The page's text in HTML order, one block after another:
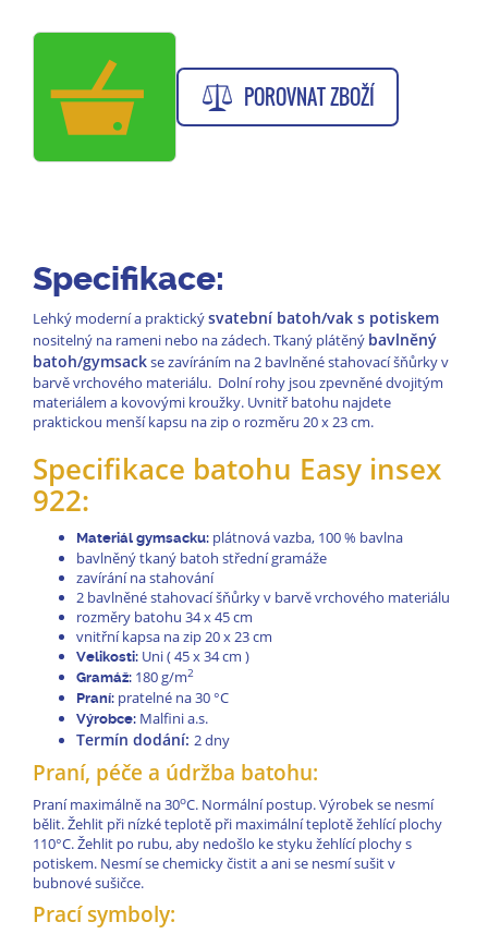
POROVNAT ZBOŽÍ
Specifikace:
Lehký moderní a praktickýsvatební batoh/vak s potiskem
nositelný na rameni nebo na zádech. Tkaný plátěný bavlněný
batoh/gymsackse zavíráním na 2 bavlněné stahovací šňůrky v
barvě vrchového materiálu. Dolní rohy jsou zpevněné dvojitým
materiálem a kovovými kroužky. Uvnitř batohu najdete
praktickou menší kapsu na zip o rozměru 20 x 23 cm.
Specifikace batohu Easy insex
922:
Materiál gymsacku: plátnová vazba, 100 % bavlna
bavlněný tkaný batoh střední gramáže
zavírání na stahování
2 bavlněné stahovací šňůrky v barvě vrchového materiálu
rozměry batohu 34 x 45 cm
vnitřní kapsa na zip 20 x 23 cm
Velikosti: Uni ( 45 x 34 cm )
Gramáž: 180 g/m2
Praní: pratelné na 30 °C
Výrobce: Malfini a.s.
Termín dodání: 2 dny
Praní, péče a údržba batohu:
Praní maximálně na 30oC. Normální postup. Výrobek se nesmí
bělit. Žehlit při nízké teplotě při maximální teplotě žehlící plochy
110°C. Žehlit po rubu, aby nedošlo ke styku žehlící plochy s
potiskem. Nesmí se chemicky čistit a ani se nesmí sušit v
bubnové sušičce.
Prací symboly: